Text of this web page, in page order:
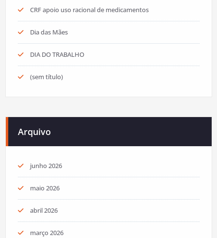
CRF apoio uso racional de medicamentos
Dia das Mães
DIA DO TRABALHO
(sem título)
Arquivo
junho 2026
maio 2026
abril 2026
março 2026